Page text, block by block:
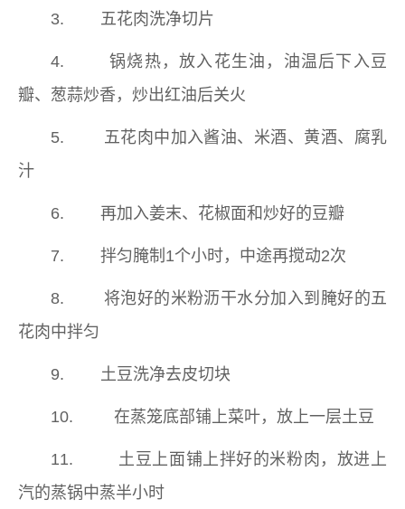
3. 五花肉洗净切片
4. 锅烧热，放入花生油，油温后下入豆
瓣、葱蒜炒香，炒出红油后关火
5. 五花肉中加入酱油、米酒、黄酒、腐乳
汁
6. 再加入姜末、花椒面和炒好的豆瓣
7. 拌匀腌制1个小时，中途再搅动2次
8. 将泡好的米粉沥干水分加入到腌好的五
花肉中拌匀
9. 土豆洗净去皮切块
10. 在蒸笼底部铺上菜叶，放上一层土豆
11. 土豆上面铺上拌好的米粉肉，放进上
汽的蒸锅中蒸半小时